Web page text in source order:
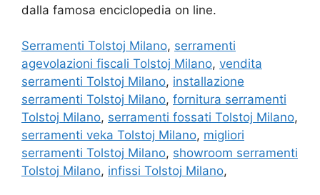
dalla famosa enciclopedia on line.
Serramenti Tolstoj Milano, serramenti
agevolazioni fiscali Tolstoj Milano, vendita
serramenti Tolstoj Milano, installazione
serramenti Tolstoj Milano, fornitura serramenti
Tolstoj Milano, serramenti fossati Tolstoj Milano,
serramenti veka Tolstoj Milano, migliori
serramenti Tolstoj Milano, showroom serramenti
Tolstoj Milano, infissi Tolstoj Milano,